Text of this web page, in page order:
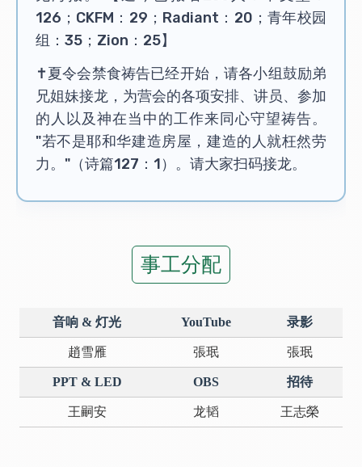
126；CKFM：29；Radiant：20；青年校园
组：35；Zion：25】
✝️夏令会禁食祷告已经开始，请各小组鼓励弟
兄姐妹接龙，为营会的各项安排、讲员、参加
的人以及神在当中的工作来同心守望祷告。
"若不是耶和华建造房屋，建造的人就枉然劳
力。"（诗篇127：1）。请大家扫码接龙。
事工分配
音响 & 灯光 YouTube 录影
趙雪雁 張珉 張珉
PPT & LED OBS 招待
王嗣安 龙韬 王志榮